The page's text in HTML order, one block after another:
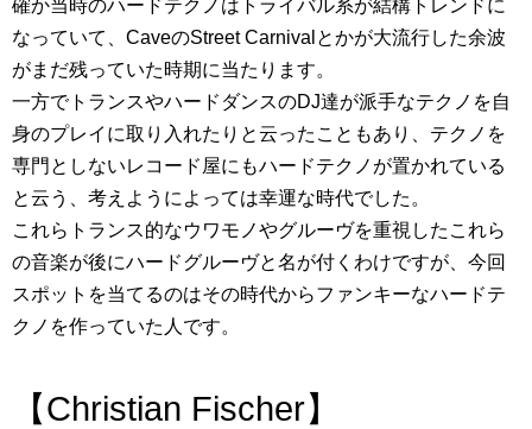
確か当時のハードテクノはトライバル系が結構トレンドに
なっていて、CaveのStreet Carnivalとかが大流行した余波
がまだ残っていた時期に当たります。
一方でトランスやハードダンスのDJ達が派手なテクノを自
身のプレイに取り入れたりと云ったこともあり、テクノを
専門としないレコード屋にもハードテクノが置かれている
と云う、考えようによっては幸運な時代でした。
これらトランス的なウワモノやグルーヴを重視したこれら
の音楽が後にハードグルーヴと名が付くわけですが、今回
スポットを当てるのはその時代からファンキーなハードテ
クノを作っていた人です。
【Christian Fischer】